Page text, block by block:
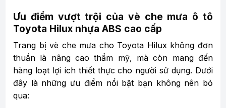
Ưu điểm vượt trội của vè che mưa ô tô
Toyota Hilux nhựa ABS cao cấp
Trang bị vè che mưa cho Toyota Hilux không đơn
thuần là nâng cao thẩm mỹ, mà còn mang đến
hàng loạt lợi ích thiết thực cho người sử dụng. Dưới
đây là những ưu điểm nổi bật bạn không nên bỏ
qua: